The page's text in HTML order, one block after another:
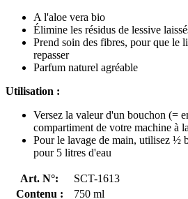
A l'aloe vera bio
Élimine les résidus de lessive
Prend soin des fibres, pour que le
repasser
Parfum naturel agréable
Utilisation :
Versez la valeur d'un bouchon (=
compartiment de votre machine à
Pour le lavage de main, utilisez ½
pour 5 litres d'eau
Art. N°:
SCT-1613
Contenu :
750 ml